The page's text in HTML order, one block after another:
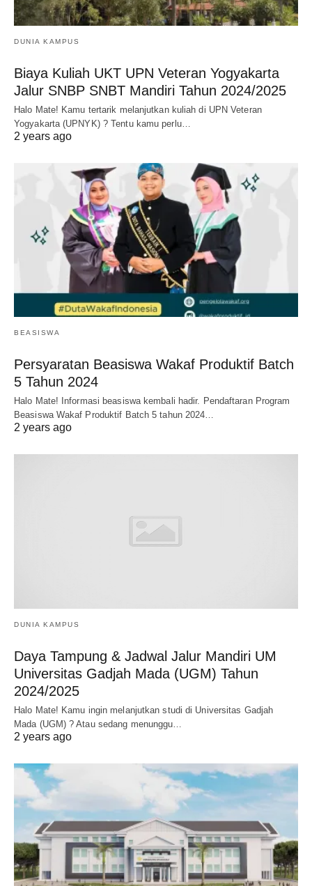
DUNIA KAMPUS
Biaya Kuliah UKT UPN Veteran Yogyakarta
Jalur SNBP SNBT Mandiri Tahun 2024/2025
Halo Mate! Kamu tertarik melanjutkan kuliah di UPN Veteran
Yogyakarta (UPNYK) ? Tentu kamu perlu…
2 years ago
BEASISWA
Persyaratan Beasiswa Wakaf Produktif Batch
5 Tahun 2024
Halo Mate! Informasi beasiswa kembali hadir. Pendaftaran Program
Beasiswa Wakaf Produktif Batch 5 tahun 2024…
2 years ago
DUNIA KAMPUS
Daya Tampung & Jadwal Jalur Mandiri UM
Universitas Gadjah Mada (UGM) Tahun
2024/2025
Halo Mate! Kamu ingin melanjutkan studi di Universitas Gadjah
Mada (UGM) ? Atau sedang menunggu…
2 years ago